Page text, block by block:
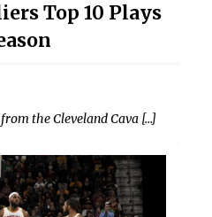
Top 10 Plays
the Cleveland Cava […]